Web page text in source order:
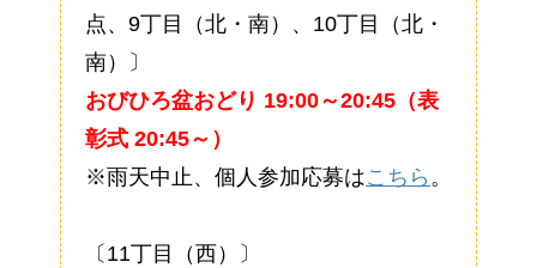
点、9丁目（北・南）、10丁目（北・
南）〕
おびひろ盆おどり 19:00～20:45（表
彰式 20:45～）
※雨天中止、個人参加応募はこちら 。
〔11丁目（西）〕